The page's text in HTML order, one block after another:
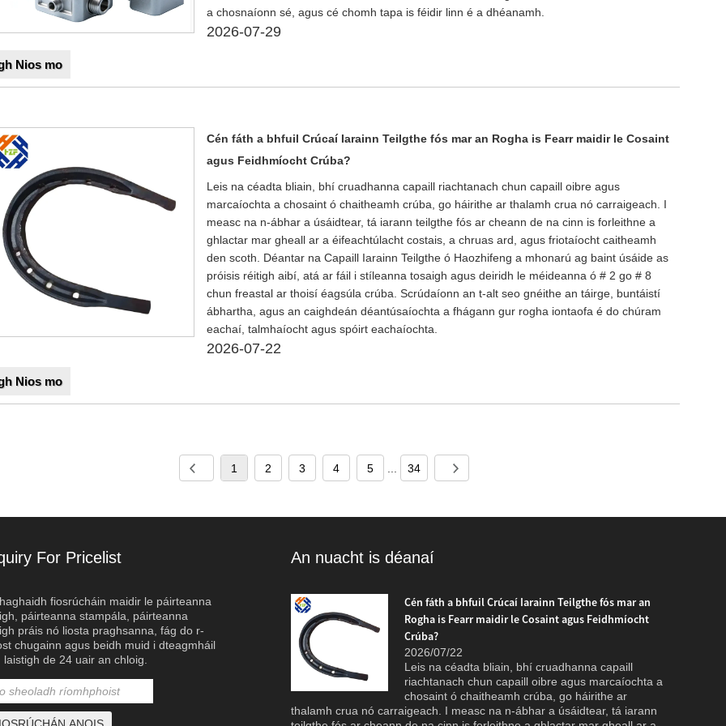
a chosnaíonn sé, agus cé chomh tapa is féidir linn é a dhéanamh.
2026-07-29
Nios mo
Cén fáth a bhfuil Crúcaí Iarainn Teilgthe fós mar an Rogha is Fearr maidir le Cosaint
agus Feidhmíocht Crúba?
Leis na céadta bliain, bhí cruadhanna capaill riachtanach chun capaill oibre agus
marcaíochta a chosaint ó chaitheamh crúba, go háirithe ar thalamh crua nó carraigeach. I
measc na n-ábhar a úsáidtear, tá iarann ​​​​teilgthe fós ar cheann de na cinn is forleithne a
ghlactar mar gheall ar a éifeachtúlacht costais, a chruas ard, agus friotaíocht caitheamh
den scoth. Déantar na Capaill Iarainn Teilgthe ó Haozhifeng a mhonarú ag baint úsáide as
próisis réitigh aibí, atá ar fáil i stíleanna tosaigh agus deiridh le méideanna ó # 2 go # 8
chun freastal ar thoisí éagsúla crúba. Scrúdaíonn an t-alt seo gnéithe an táirge, buntáistí
ábhartha, agus an caighdeán déantúsaíochta a fhágann gur rogha iontaofa é do chúram
eachaí, talmhaíocht agus spóirt eachaíochta.
2026-07-22
Nios mo
1 2 3 4 5 34
For Pricelist
fiosrúcháin maidir le páirteanna
páirteanna stampála, páirteanna
práis nó liosta praghsanna, fág do r-
chugainn agus beidh muid i dteagmháil
laistigh de 24 uair an chloig.
An nuacht is déanaí
Lúibíní Tráchta Alúmanam Ardfheidhmíochta
2024/09/23
Mar fhreagra ar an éileamh atá ag fás ar
bhonneagar tráchta iontaofa agus inbhuanaithe, tá
líne nua lúibíní tráchta alúmanaim
tugtha isteach ag Qingdao Haozhifeng Machinery Co.,
deartha chun freastal ar riachtanais dhian na
tráchta nua-aimseartha, ag tairiscint marthanacht
creimeadh, agus éascaíocht a shuiteáil.
Cén fáth a bhfuil Crúcaí Iarainn Teilgthe fós mar an
Rogha is Fearr maidir le Cosaint agus Feidhmíocht
Crúba?
2026/07/22
Leis na céadta bliain, bhí cruadhanna capaill
riachtanach chun capaill oibre agus marcaíochta a
chosaint ó chaitheamh crúba, go háirithe ar
thalamh crua nó carraigeach. I measc na n-ábhar a úsáidtear, tá iarann ​​​​